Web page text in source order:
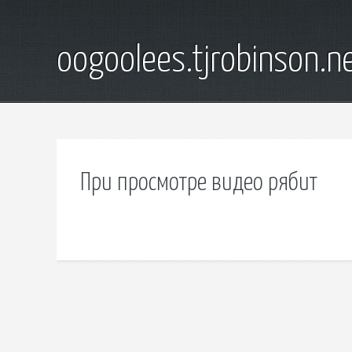
При просмотре видео рябит